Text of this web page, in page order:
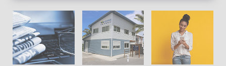
Actus en
vedette
La CIVIS Pratiques